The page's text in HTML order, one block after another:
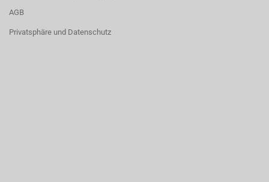
AGB
Privatsphäre und Datenschutz